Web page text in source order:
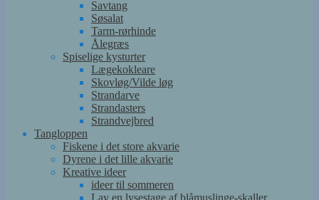
Savtang
Søsalat
Tarm-rørhinde
Ålegræs
Spiselige kysturter
Lægekokleare
Skovløg/Vilde løg
Strandarve
Strandasters
Strandvejbred
Tangloppen
Fiskene i det store akvarie
Dyrene i det lille akvarie
Kreative ideer
ideer til sommeren
Lav en lysestage af blåmuslinge-skaller